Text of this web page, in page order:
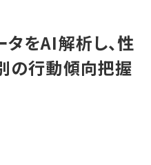
をAI解析し、性
の行動傾向把握